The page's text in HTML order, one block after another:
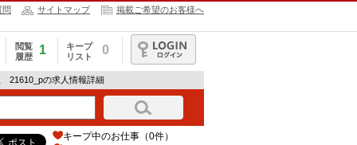
問 サイトマップ 掲載ご希望のお客様へ
閲覧
履歴
1
キープ
リスト
0
ログイン
21610_pの求人情報詳細
キープ中のお仕事（0件）